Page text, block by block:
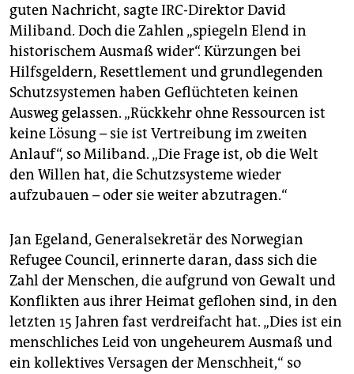
guten Nachricht, sagte IRC-Direktor David
Miliband. Doch die Zahlen „spiegeln Elend in
historischem Ausmaß wider“. Kürzungen bei
Hilfsgeldern, Resettlement und grundlegenden
Schutzsystemen haben Geflüchteten keinen
Ausweg gelassen. „Rückkehr ohne Ressourcen ist
keine Lösung – sie ist Vertreibung im zweiten
Anlauf“, so Miliband. „Die Frage ist, ob die Welt
den Willen hat, die Schutzsysteme wieder
aufzubauen – oder sie weiter abzutragen.“
Jan Egeland, Generalsekretär des Norwegian
Refugee Council, erinnerte daran, dass sich die
Zahl der Menschen, die aufgrund von Gewalt und
Konflikten aus ihrer Heimat geflohen sind, in den
letzten 15 Jahren fast verdreifacht hat. „Dies ist ein
menschliches Leid von ungeheurem Ausmaß und
ein kollektives Versagen der Menschheit,“ so